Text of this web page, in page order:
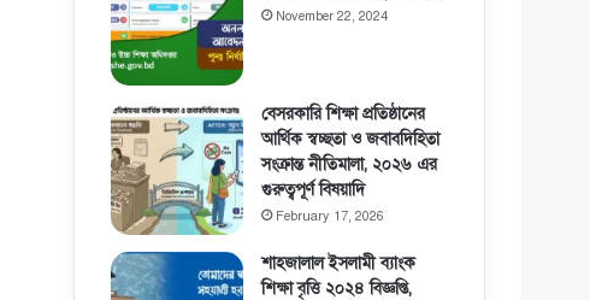
November 22, 2024
বেসরকারি শিক্ষা প্রতিষ্ঠানের
আর্থিক স্বচ্ছতা ও জবাবদিহিতা
সংক্রান্ত নীতিমালা, ২০২৬ এর
গুরুত্বপূর্ণ বিষয়াদি
February 17, 2026
শাহজালাল ইসলামী ব্যাংক
শিক্ষা বৃত্তি ২০২৪ বিজ্ঞপ্তি,